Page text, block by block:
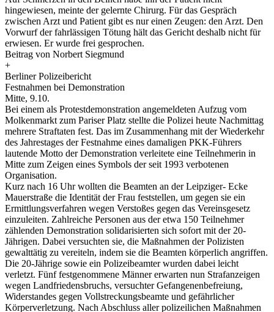
hingewiesen, meinte der gelernte Chirurg. Für das Gespräch
zwischen Arzt und Patient gibt es nur einen Zeugen: den Arzt. Den
Vorwurf der fahrlässigen Tötung hält das Gericht deshalb nicht für
erwiesen. Er wurde frei gesprochen.
Beitrag von Norbert Siegmund
+
Berliner Polizeibericht
Festnahmen bei Demonstration
Mitte, 9.10.
Bei einem als Protestdemonstration angemeldeten Aufzug vom
Molkenmarkt zum Pariser Platz stellte die Polizei heute Nachmittag
mehrere Straftaten fest. Das im Zusammenhang mit der Wiederkehr
des Jahrestages der Festnahme eines damaligen PKK-Führers
lautende Motto der Demonstration verleitete eine Teilnehmerin in
Mitte zum Zeigen eines Symbols der seit 1993 verbotenen
Organisation.
Kurz nach 16 Uhr wollten die Beamten an der Leipziger- Ecke
Mauerstraße die Identität der Frau feststellen, um gegen sie ein
Ermittlungsverfahren wegen Verstoßes gegen das Vereinsgesetz
einzuleiten. Zahlreiche Personen aus der etwa 150 Teilnehmer
zählenden Demonstration solidarisierten sich sofort mit der 20-
Jährigen. Dabei versuchten sie, die Maßnahmen der Polizisten
gewalttätig zu vereiteln, indem sie die Beamten körperlich angriffen.
Die 20-Jährige sowie ein Polizeibeamter wurden dabei leicht
verletzt. Fünf festgenommene Männer erwarten nun Strafanzeigen
wegen Landfriedensbruchs, versuchter Gefangenenbefreiung,
Widerstandes gegen Vollstreckungsbeamte und gefährlicher
Körperverletzung. Nach Abschluss aller polizeilichen Maßnahmen